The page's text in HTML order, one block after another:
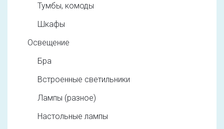
Тумбы, комоды
Шкафы
Освещение
Бра
Встроенные светильники
Лампы (разное)
Настольные лампы